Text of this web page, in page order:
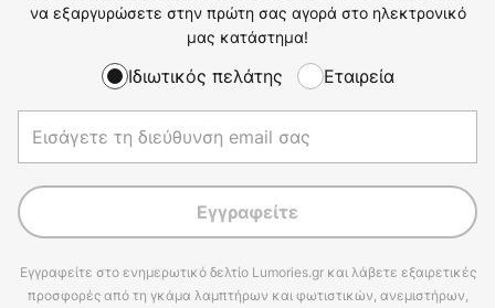
να εξαργυρώσετε στην πρώτη σας αγορά στο ηλεκτρονικό
μας κατάστημα!
Ιδιωτικός πελάτης Εταιρεία
Εγγραφείτε
Εγγραφείτε στο ενημερωτικό δελτίο Lumories.gr και λάβετε εξαιρετικές
προσφορές από τη γκάμα λαμπτήρων και φωτιστικών, ανεμιστήρων,